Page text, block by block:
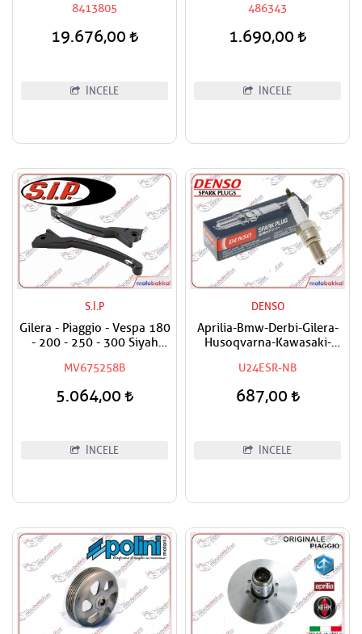
Vespa LX 150 ie - LXV 125
ie Varyatör Kapak Dış /
Debriyaj Kapak Komple
8413805
19.676,00
İNCELE
Sübap Horoz Pimi
486343
1.690,00
İNCELE
S.İ.P
Gilera - Piaggio - Vespa 180
- 200 - 250 - 300 Siyah
MV675258B
5.064,00
İNCELE
DENSO
Aprilia-Bmw-Derbi-Gilera-
Husoqvarna-Kawasaki-
Vespa Uyumlu Denso Buji
U24ESR-NB
687,00
İNCELE